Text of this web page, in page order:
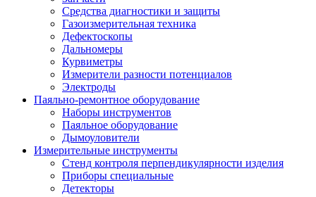
Средства диагностики и защиты
Газоизмерительная техника
Дефектоскопы
Дальномеры
Курвиметры
Измерители разности потенциалов
Электроды
Паяльно-ремонтное оборудование
Наборы инструментов
Паяльное оборудование
Дымоуловители
Измерительные инструменты
Стенд контроля перпендикулярности изделия
Приборы специальные
Детекторы